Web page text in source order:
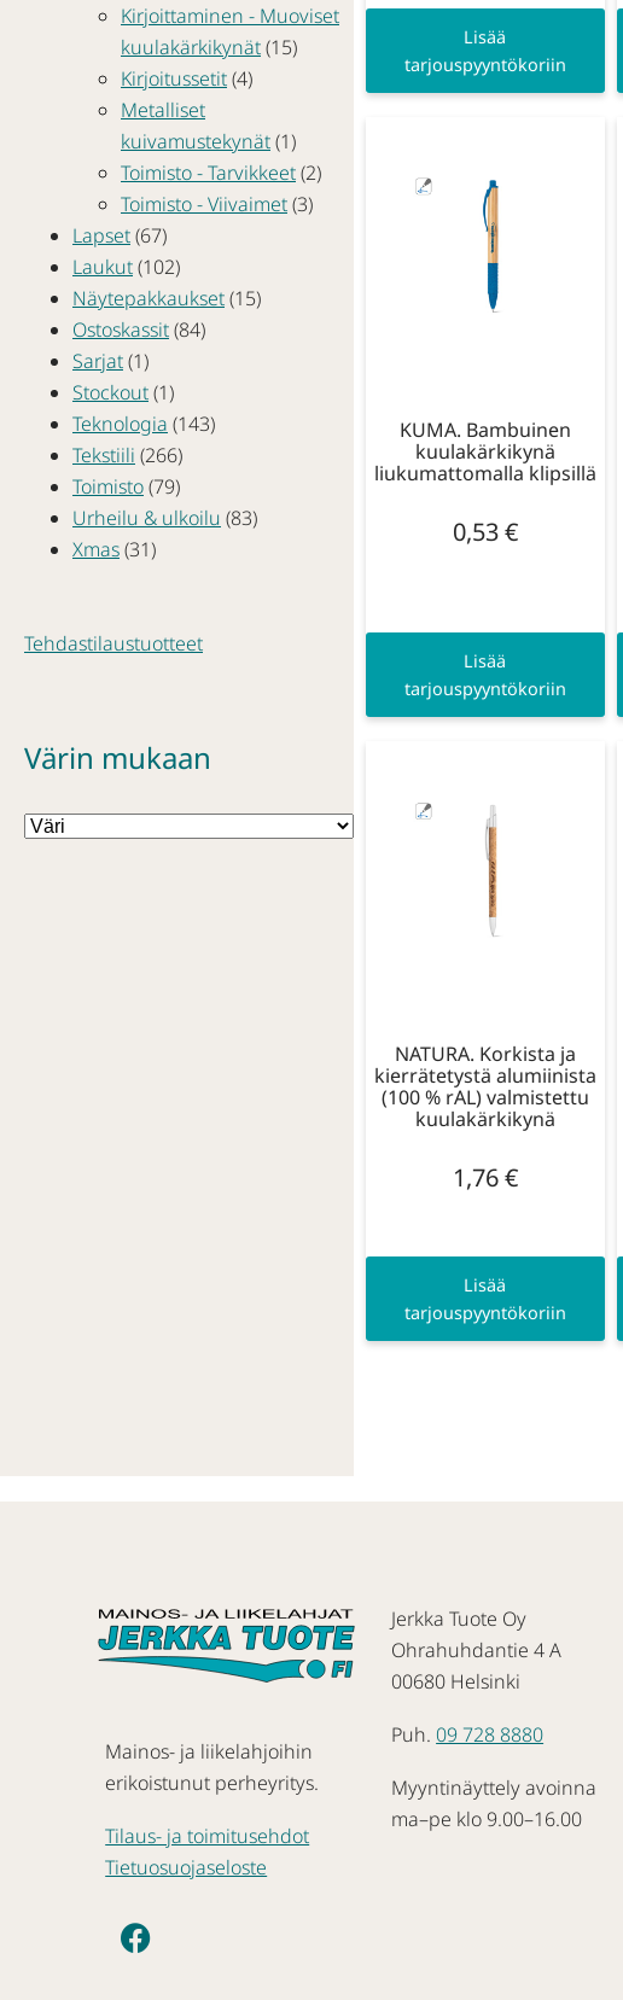
Kirjoittaminen - Muoviset
kuulakärkikynät(15)
Kirjoitussetit(4)
Metalliset
kuivamustekynät(1)
Toimisto - Tarvikkeet(2)
Toimisto - Viivaimet(3)
Lapset(67)
Laukut(102)
Näytepakkaukset(15)
Ostoskassit(84)
Sarjat(1)
Stockout(1)
Teknologia (143)
Tekstiili (266)
Toimisto(79)
Urheilu & ulkoilu (83)
Xmas(31)
Tehdastilaustuotteet
Värin mukaan
Lisää
tarjouspyyntökoriin
KUMA. Bambuinen
kuulakärkikynä
liukumattomalla klipsillä
0,53€
Lisää
tarjouspyyntökoriin
NATURA. Korkista ja
kierrätetystä alumiinista
(100 % rAL) valmistettu
kuulakärkikynä
1,76€
Lisää
tarjouspyyntökoriin
Mainos- ja liikelahjoihin
erikoistunut perheyritys.
Tilaus- ja toimitusehdot
Tietuosuojaseloste
Jerkka Tuote Oy
Ohrahuhdantie 4 A
00680 Helsinki
Puh. 09 728 8880
Myyntinäyttely avoinna
ma–pe klo 9.00–16.00